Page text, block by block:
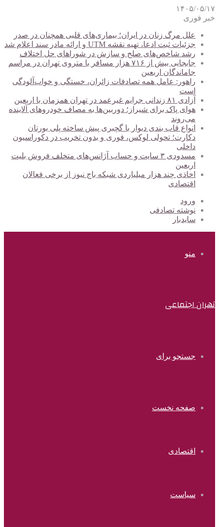
۱۴۰۵/۰۵/۱۷
خبر فوری
علل مرگ زنان در ایران؛ بیماری‌های قلبی همچنان در صدر
جزئیات ثبت ادعا، تهیه نقشه UTM و ارائه مادر سند اعلام شد
رشد شاخص‌های صلح و سازش در شوراهای حل اختلاف
جابجایی بیش از ۷۱۶ هزار مسافر با متروی تهران در مراسم
جاماندگان اربعین
راهور: عامل همه تصادفات زائران، خستگی و خواب‌آلودگی
است
آزادی ۸۱ زندانی جرایم غیرعمد در تهران همزمان با اربعین
هوای پاک برای شیراز؛ دوربین‌ها به مصاف خودروهای آلاینده
می‌روند
انواع قاب بندی دیوار با گچبری پیش ساخته پلی یورتان
دکارت؛ تحولی لوکس، فوری و بدون تخریب در دکوراسیون
داخلی
مسدودی ۳ سایت و حساب آژانس‌های متخلف فروش بلیت
اربعین
اخاذی چند هزار میلیاردی شبکه باج نیوز از برخی فعالان
اقتصادی
ورود
نوشته تصادفی
سایدبار
منو
تهران اجتماعی
جستجو برای
صفحه نخست
اقتصادی
سیاست